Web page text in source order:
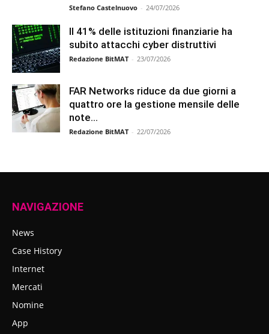
Stefano Castelnuovo - 24/07/2026
Il 41% delle istituzioni finanziarie ha
subito attacchi cyber distruttivi
Redazione BitMAT - 23/07/2026
FAR Networks riduce da due giorni a
quattro ore la gestione mensile delle
note...
Redazione BitMAT - 22/07/2026
NAVIGAZIONE
News
Case History
Internet
Mercati
Nomine
App